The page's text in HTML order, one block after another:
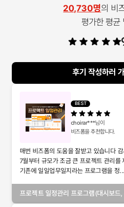
20,730명의 비
평가한 평균
후기 작성하러 가
BEST
choirar***님이
비즈폼을 추천합니다.
매번 비즈폼의 도움을 잘받고 있습니다
7월부터 규모가 조금 큰 프로젝트 관리를
기존에 일일업무일지라는 프로그램을 정...
프로젝트 일정관리 프로그램(대시보드